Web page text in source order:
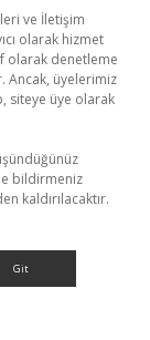
ve İletişim
olarak hizmet
olarak denetleme
Ancak, üyelerimiz
siteye üye olarak
bildirmeniz
kaldırılacaktır.